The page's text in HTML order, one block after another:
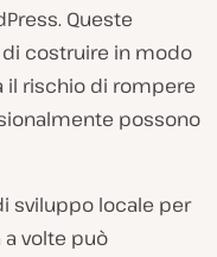
Queste
costruire in modo
il rischio di rompere
possono
sviluppo locale per
volte può